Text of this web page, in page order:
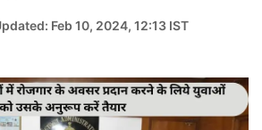
Feb 10, 2024, 12:13 IST